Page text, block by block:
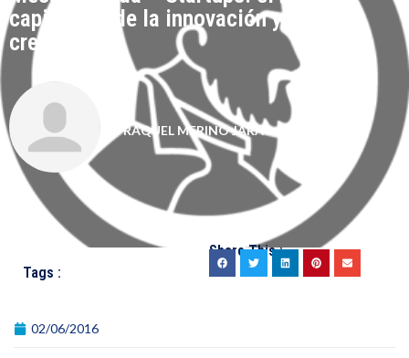
capitalista de la innovación y el
crecimiento
RAQUEL MERINO JARA
Tags :
Share This :
02/06/2016